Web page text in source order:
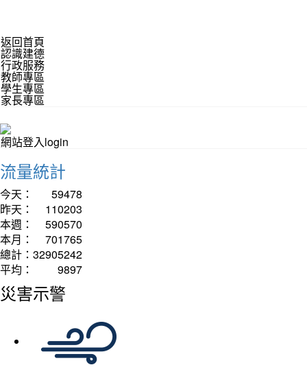
返回首頁
認識建德
行政服務
教師專區
學生專區
家長專區
網站登入login
流量統計
今天：
59478
昨天：
110203
本週：
590570
本月：
701765
總計： 32905242
平均：
9897
災害示警